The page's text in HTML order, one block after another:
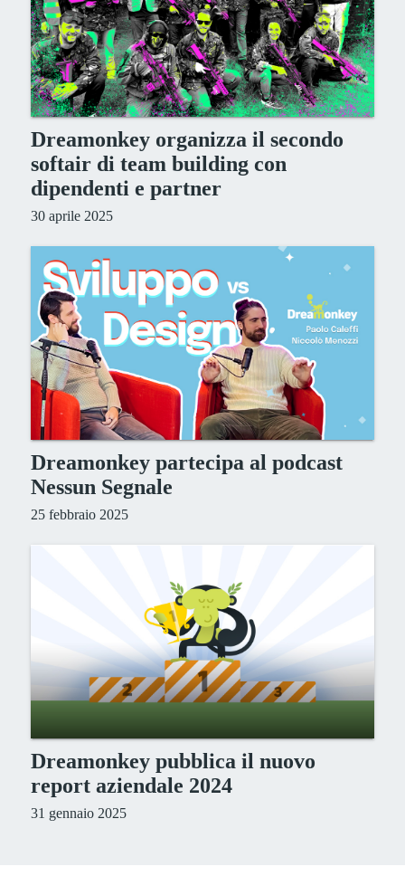
Dreamonkey organizza il secondo
softair di team building con
dipendenti e partner
30 aprile 2025
Dreamonkey partecipa al podcast
Nessun Segnale
25 febbraio 2025
Dreamonkey pubblica il nuovo
report aziendale 2024
31 gennaio 2025